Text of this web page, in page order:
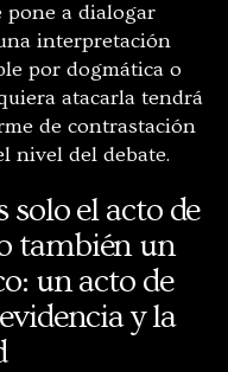
pone a dialogar
interpretación
por dogmática o
atacarla tendrá
de contrastación
nivel del debate.
solo el acto de
también un
un acto de
y la